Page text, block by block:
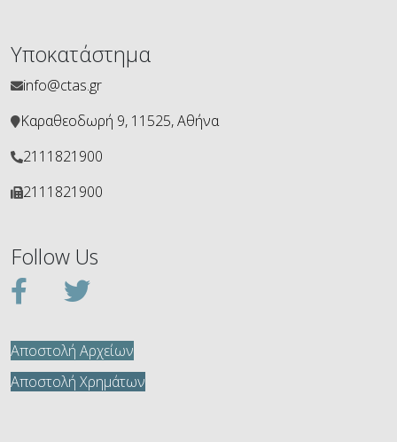
Υποκατάστημα
info@ctas.gr
Καραθεοδωρή 9, 11525, Αθήνα
2111821900
2111821900
Follow Us
Αποστολή Αρχείων
Αποστολή Χρημάτων